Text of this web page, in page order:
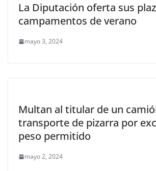
La Diputación oferta sus
campamentos de verano
mayo 3, 2024
Multan al titular de un
transporte de pizarra por
peso permitido
mayo 2, 2024